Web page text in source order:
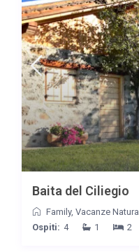
Baita del Ciliegio
Family, Vacanze Natura
Ospiti: 4 1 2